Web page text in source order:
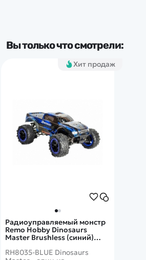
2.4 Ghz
Тип комплекта
Вы только что смотрели:
Хит продаж
Радиоуправляемый монстр
Remo Hobby Dinosaurs
Master Brushless (синий)
BLUE
RH8035-BLUE Dinosaurs